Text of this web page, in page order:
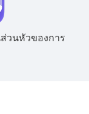
ส่วนหัวของการ